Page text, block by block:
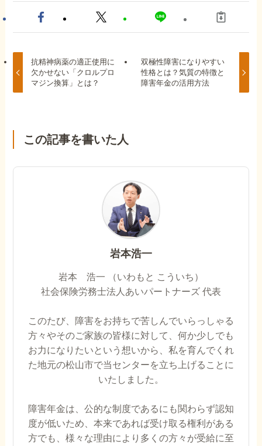
抗精神病薬の適正使用に
欠かせない「クロルプロ
マジン換算」とは？
双極性障害になりやすい
性格とは？気質の特徴と
障害年金の活用方法
この記事を書いた人
岩本浩一
岩本 浩一 （いわもと こういち）
社会保険労務士法人あいパートナーズ 代表
このたび、障害をお持ちで苦しんでいらっしゃる
方々やそのご家族の皆様に対して、何か少しでも
お力になりたいという想いから、私を育んでくれ
た地元の松山市で当センターを立ち上げることに
いたしました。
障害年金は、公的な制度であるにも関わらず認知
度が低いため、本来であれば受け取る権利がある
方でも、様々な理由により多くの方々が受給に至